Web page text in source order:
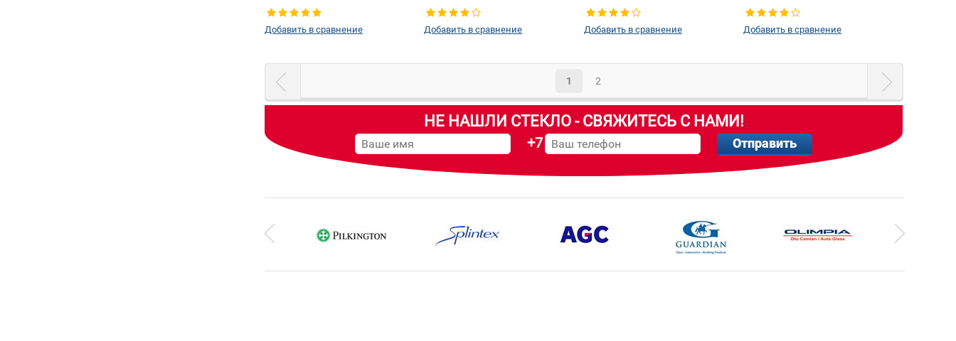
левое
Добавить в сравнение
левое
Добавить в сравнение
левое
Добавить в сравнение
левое
Добавить в сравнение
1 2
НЕ НАШЛИ СТЕКЛО - СВЯЖИТЕСЬ С НАМИ!
+7 Отправить